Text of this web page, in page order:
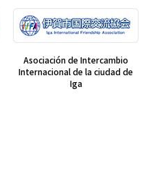
Asociación de Intercambio
Internacional de la ciudad de
Iga